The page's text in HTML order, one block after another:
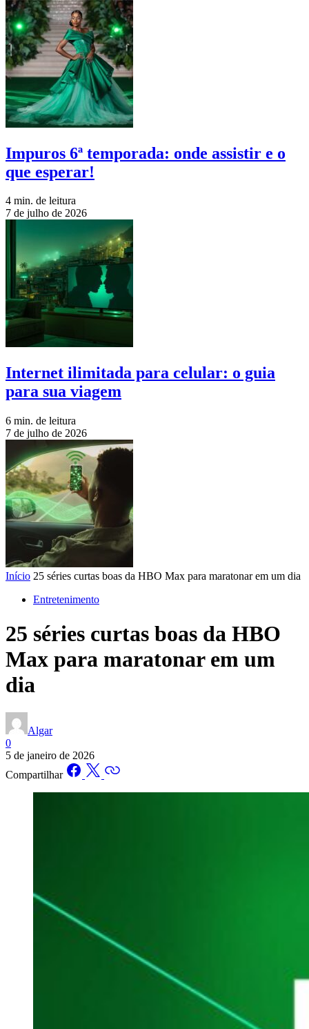
Impuros 6ª temporada: onde assistir e o
que esperar!
4 min. de leitura
7 de julho de 2026
Internet ilimitada para celular: o guia
para sua viagem
6 min. de leitura
7 de julho de 2026
Início 25 séries curtas boas da HBO Max para maratonar em um dia
Entretenimento
25 séries curtas boas da HBO
Max para maratonar em um
dia
Algar
0
5 de janeiro de 2026
Compartilhar